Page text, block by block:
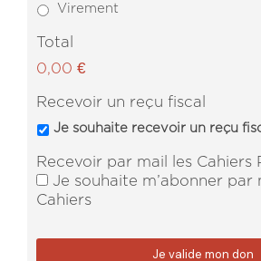
Virement
Total
0,00 €
Recevoir un reçu fiscal
Je souhaite recevoir un reçu
Recevoir par mail les Cahiers
Je souhaite m’abonner par
Cahiers